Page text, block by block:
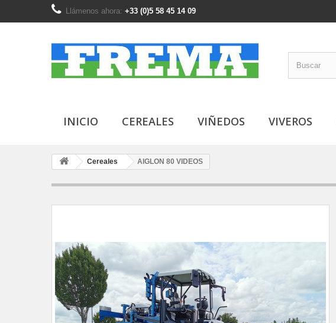
Llámenos ahora: +33 (0)5 58 45 14 09
INICIO CEREALES VIÑEDOS VIVEROS
Cereales AIGLON 80 VIDEOS